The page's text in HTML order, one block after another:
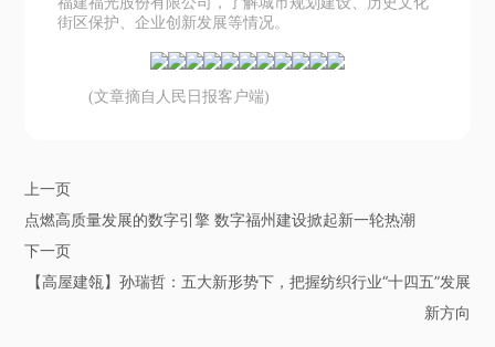
街区保护、企业创新发展等情况。
(文章摘自人民日报客户端)
上一页
点燃高质量发展的数字引擎 数字福州建设掀起新一轮热潮
【高屋建瓴】孙瑞哲：五大新形势下，把握纺织行业“十四五”发展
新方向
下一页